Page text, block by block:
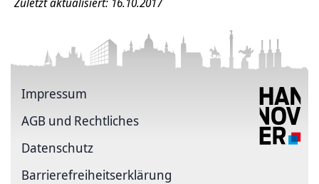
Impressum
AGB und Rechtliches
Datenschutz
Barriere­freiheits­erklärung